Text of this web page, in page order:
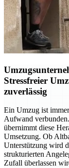
Stressfreier
zuverlässig
Ein Umzug ist
Aufwand
übernimmt diese
Umsetzung. Ob
Unterstützung wird
strukturierten
Zufall überlassen